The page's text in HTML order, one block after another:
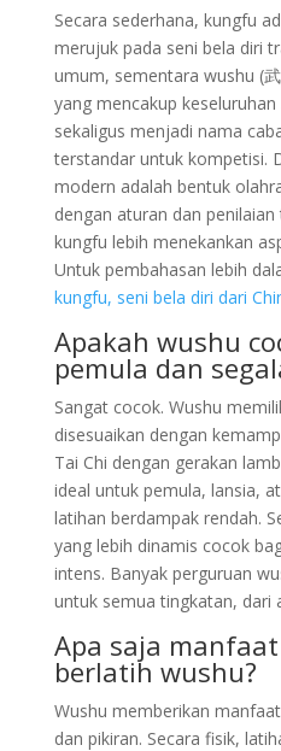
Secara sederhana, kungfu
merujuk pada seni bela diri
umum, sementara wushu (
yang mencakup
sekaligus menjadi nama
terstandar untuk kompetisi.
modern adalah bentuk
dengan aturan dan
kungfu lebih menekankan
Untuk pembahasan lebih
kungfu, seni bela diri dari
Apakah wushu
pemula dan
Sangat cocok. Wushu
disesuaikan dengan
Tai Chi dengan gerakan
ideal untuk pemula, lansia,
latihan berdampak rendah.
yang lebih dinamis cocok
intens. Banyak perguruan
untuk semua tingkatan, dari
Apa saja
berlatih wushu?
Wushu memberikan
dan pikiran. Secara fisik,